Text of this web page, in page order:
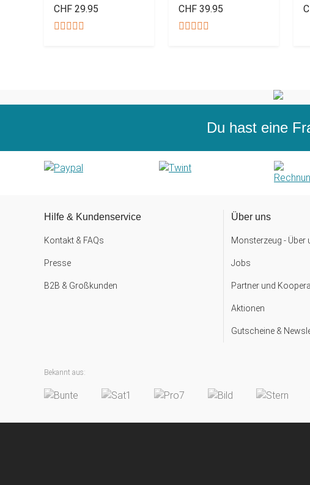
CHF 29.95 CHF 39.95
Du hast eine
Hilfe & Kundenservice
Kontakt & FAQs
Presse
B2B & Großkunden
Über uns
Monsterzeug - Über
Jobs
Partner und
Aktionen
Gutscheine &
Bekannt aus: